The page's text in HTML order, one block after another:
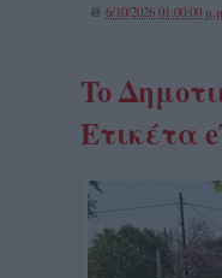
@ 6/10/2026 01:00:00
To
Ετικέτα